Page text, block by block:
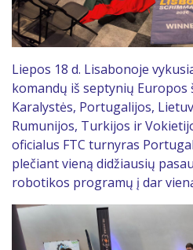
Liepos 18 d. Lisabonoje
komandų iš septynių Europos
Karalystės, Portugalijos,
Rumunijos, Turkijos ir
oficialus FTC turnyras
plečiant vieną didžiausių
robotikos programų į dar